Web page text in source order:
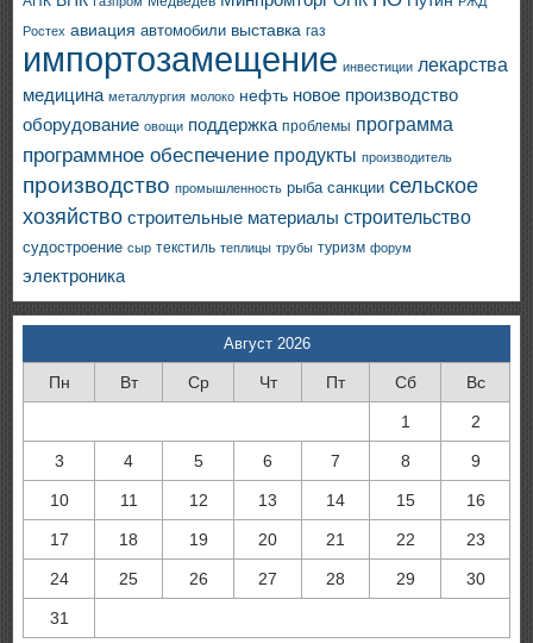
Ростех авиация автомобили выставка газ
импортозамещение инвестиции лекарства
медицина металлургия молоко нефть новое производство
оборудование овощи поддержка проблемы программа
программное обеспечение продукты производитель
производство промышленность рыба санкции сельское
хозяйство строительные материалы строительство
судостроение сыр текстиль теплицы трубы туризм форум
электроника
Август 2026
Пн Вт Ср Чт Пт Сб Вс
1 2
3 4 5 6 7 8 9
10 11 12 13 14 15 16
17 18 19 20 21 22 23
24 25 26 27 28 29 30
31